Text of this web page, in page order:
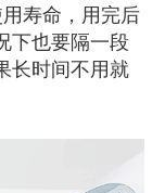
寿命，用完后
下也要隔一段
长时间不用就